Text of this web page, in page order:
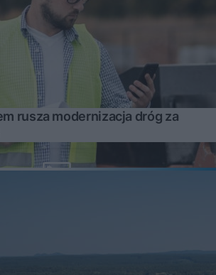
rusza modernizacja dróg za